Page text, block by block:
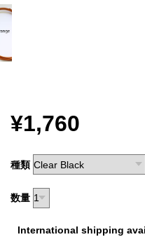
¥1,760
種類
数量
International shipping